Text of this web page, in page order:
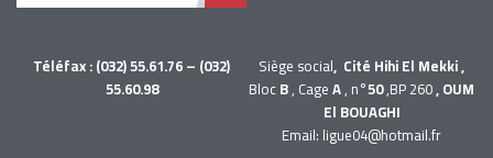
Siège social, Cité Hihi El Mekki ,
BlocB, CageA, n°50,BP 260, OUM
El BOUAGHI
Téléfax : (032) 55.61.76 – (032)
55.60.98
Email: ligue04@hotmail.fr